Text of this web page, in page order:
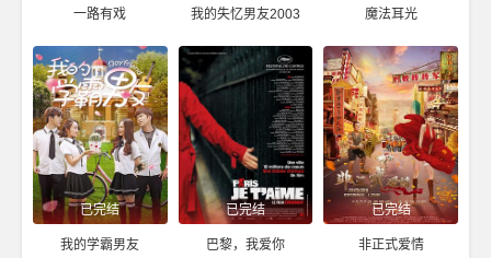
一路有戏 我的失忆男友2003 魔法耳光
已完结
我的学霸男友
已完结
巴黎，我爱你
已完结
非正式爱情